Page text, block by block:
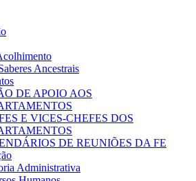
Ancestrais
DE APOIO AOS
E VICES-CHEFES DOS
DE REUNIÕES DA FE
Administrativa